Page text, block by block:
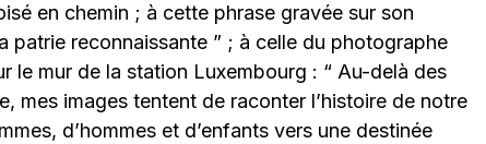
en chemin ; à cette phrase gravée sur son
patrie reconnaissante ” ; à celle du photographe
le mur de la station Luxembourg : “ Au-delà des
mes images tentent de raconter l’histoire de notre
d’hommes et d’enfants vers une destinée